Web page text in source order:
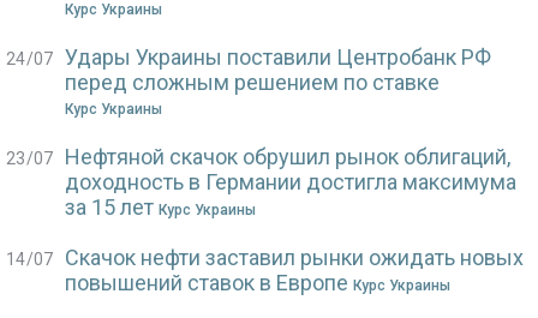
Курс Украины
24/07
Удары Украины поставили Центробанк РФ
перед сложным решением по ставке
Курс Украины
23/07
Нефтяной скачок обрушил рынок облигаций,
доходность в Германии достигла максимума
за 15 лет Курс Украины
14/07
Скачок нефти заставил рынки ожидать новых
повышений ставок в Европе Курс Украины